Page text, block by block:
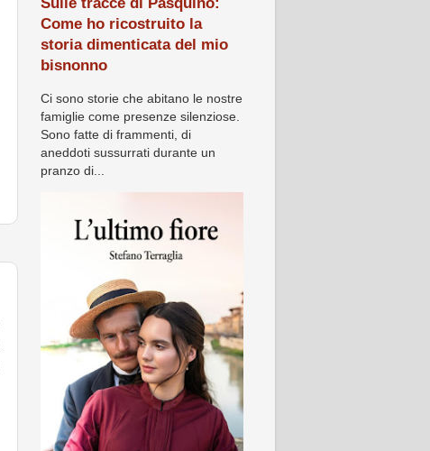
Come ho ricostruito la
storia dimenticata del mio
bisnonno
Ci sono storie che abitano le nostre
famiglie come presenze silenziose.
Sono fatte di frammenti, di
aneddoti sussurrati durante un
pranzo di...